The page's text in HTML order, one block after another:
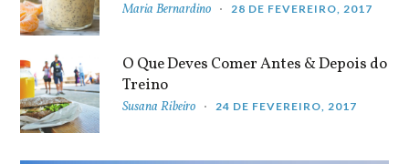
Maria Bernardino 28 DE FEVEREIRO, 2017
O Que Deves Comer Antes & Depois do
Treino
Susana Ribeiro 24 DE FEVEREIRO, 2017